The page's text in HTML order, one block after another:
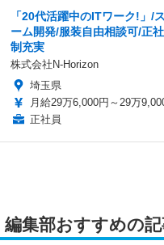
「20代活躍中のITワーク!」/
ーム開発/服装自由相談可/正
制充実
株式会社N-Horizon
埼玉県
月給29万6,000円～29万
正社員
編集部おすすめの